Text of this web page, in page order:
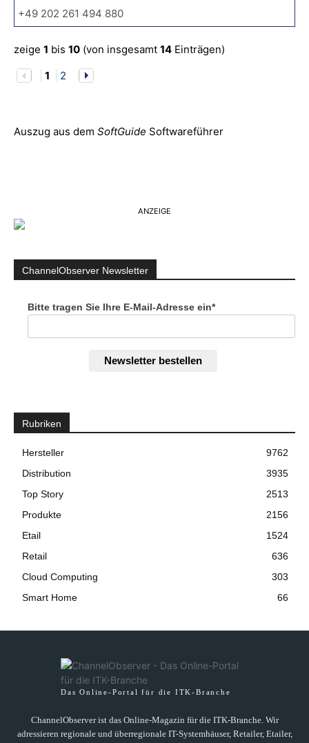
+49 202 261 494 880
zeige 1 bis 10 (von insgesamt 14 Einträgen)
1
2
Auszug aus dem SoftGuide Softwareführer
ANZEIGE
ChannelObserver Newsletter
Bitte tragen Sie Ihre E-Mail-Adresse ein*
Newsletter bestellen
Rubriken
Hersteller
9762
Distribution
3935
Top Story
2513
Produkte
2156
Etail
1524
Retail
636
Cloud Computing
303
Smart Home
66
Das Online-Portal für die ITK-Branche
ChannelObserver ist das Online-Magazin für die ITK-Branche. Wir
adressieren regionale und überregionale IT-Systemhäuser, Retailer, Etailer,